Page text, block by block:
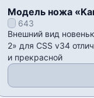
Модель ножа
CSS v34
643
Внешний вид
2» для CSS v34
и прекрасной